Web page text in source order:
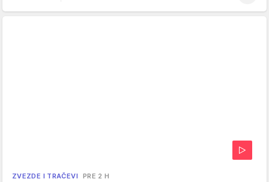
ZVEZDE I TRAČEVI PRE 2 H